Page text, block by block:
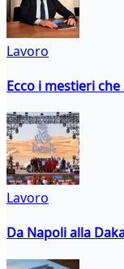
Lavoro
Ecco i mestieri
Lavoro
Da Napoli alla